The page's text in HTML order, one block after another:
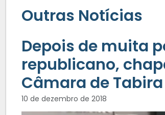
Outras Notícias
Depois de muita
republicano,
Câmara de Tabira
10 de dezembro de 2018